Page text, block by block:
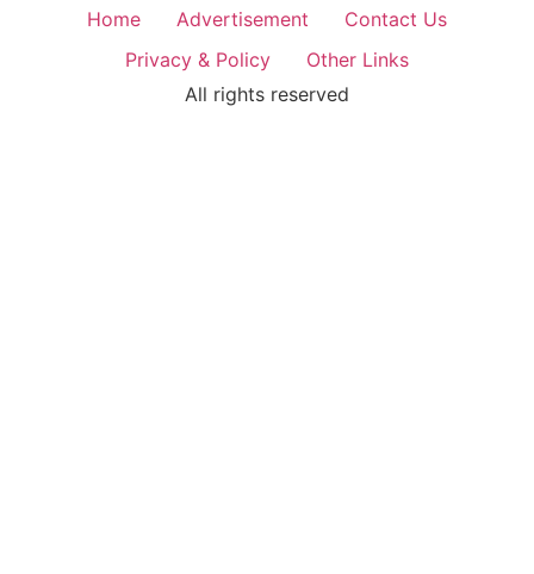
Home
Advertisement
Contact Us
Privacy & Policy
Other Links
All rights reserved